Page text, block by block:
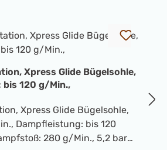
Xpress Glide Bügelsohle,
120 g/Min.,
Xpress Glide Bügelsohle,
Dampfleistung: bis 120
280 g/Min., 5,2 bar